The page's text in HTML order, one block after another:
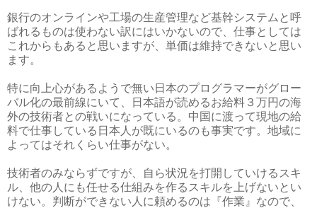
銀行のオンラインや工場の生産管理など基幹システムと呼
ばれるものは使わない訳にはいかないので、仕事としては
これからもあると思いますが、単価は維持できないと思い
ます。
特に向上心があるようで無い日本のプログラマーがグロー
バル化の最前線にいて、日本語が読めるお給料３万円の海
外の技術者との戦いになっている。中国に渡って現地の給
料で仕事している日本人が既にいるのも事実です。地域に
よってはそれくらい仕事がない。
技術者のみならずですが、自ら状況を打開していけるスキ
ル、他の人にも任せる仕組みを作るスキルを上げないとい
けない。判断ができない人に頼めるのは『作業』なので、